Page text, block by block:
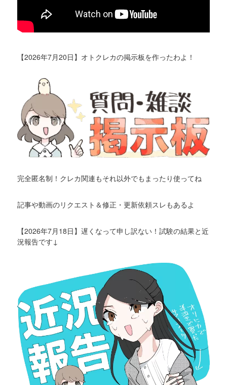
【2026年7月20日】オトクレカの掲示板を作ったわよ！
完全匿名制！クレカ関連もそれ以外でもまったり使ってね
記事や動画のリクエスト＆修正・更新依頼スレもあるよ
【2026年7月18日】遅くなって申し訳ない！試験の結果と近
況報告です↓